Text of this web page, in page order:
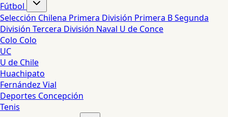
Fútbol
Selección Chilena Primera División Primera BSegunda
División Tercera División Naval U de Conce
Colo Colo
UC
U de Chile
Huachipato
Fernández Vial
Deportes Concepción
Tenis